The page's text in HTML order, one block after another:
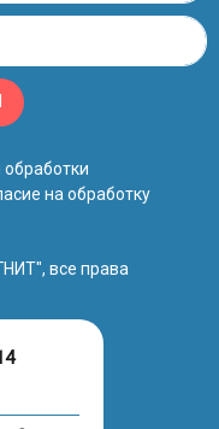
на обработку
все права